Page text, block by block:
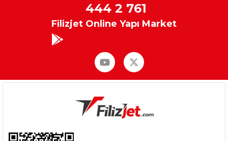
444 2 761
Filizjet Online Yapı Market